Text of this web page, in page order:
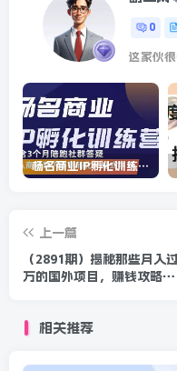
0
这家伙
杨名商业IP孵化训练营，从商业到内容到转化一站式学 价值5980元
上一篇
（2891期）揭秘那些月入
万的国外项目，赚钱攻略及
相关推荐